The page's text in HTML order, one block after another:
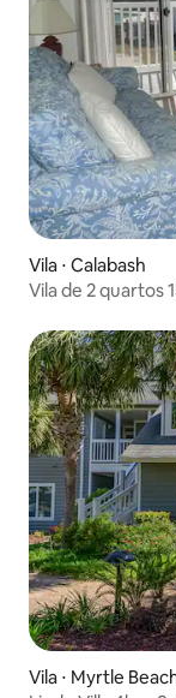
Vila ⋅ Calabash
Vila de 2 quartos
Vila ⋅ Myrtle